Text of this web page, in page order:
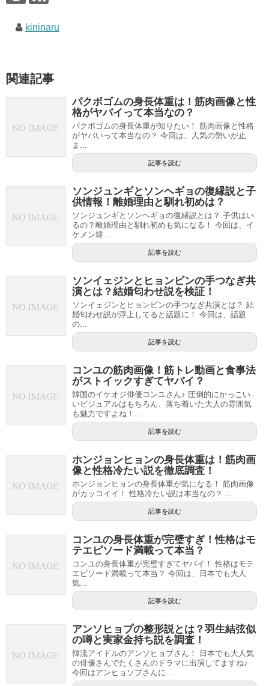
kininaru
関連記事
パクボゴムの身長体重は！筋肉画像と性
格がヤバイって本当なの？
パクボゴムの身長体重が知りたい！ 筋肉画像と性格
がヤバいって本当なの？ 今回は、人気の勢いが止
ま...
記事を読む
ソンジュンギとソンヘギョの復縁説と子
供情報！離婚理由と馴れ初めは？
ソンジュンギとソンヘギョの復縁説とは？ 子供はい
るの？離婚理由と馴れ初めも気になる！ 今回は、イ
ケメン韓...
記事を読む
ソンイェジンとヒョンビンの手つなぎ共
演とは？結婚匂わせ説を検証！
ソンイェジンとヒョンビンの手つなぎ共演とは？ 結
婚匂わせ説が浮上してると話題に！ 今回は、話題
の...
記事を読む
コンユの筋肉画像！筋トレ動画と食事法
がストイックすぎてヤバイ？
韓国のイケオジ俳優コンユさん♪ 圧倒的にかっこい
いビジュアルはもちろん、落ち着いた大人の雰囲気
も魅力ですよね！...
記事を読む
ホンジョンヒョンの身長体重は！筋肉画
像と性格冷たい説を徹底調査！
ホンジョンヒョンの身長体重が気になる！ 筋肉画像
がカッコイイ！ 性格冷たい説は本当なの？ ...
記事を読む
コンユの身長体重が完璧すぎ！性格はモ
テエピソード満載って本当？
コンユの身長体重が完璧すぎてヤバイ！ 性格はモテ
エピソード満載って本当？ 今回は、日本でも大人
気...
記事を読む
アンソヒョプの整形説とは？羽生結弦似
の噂と実家金持ち説を調査！
韓流アイドルのアンソヒョプさん！ 日本でも大人気
の俳優さんでたくさんのドラマに出演してますね♪
今回はアンヒョソプさんに...